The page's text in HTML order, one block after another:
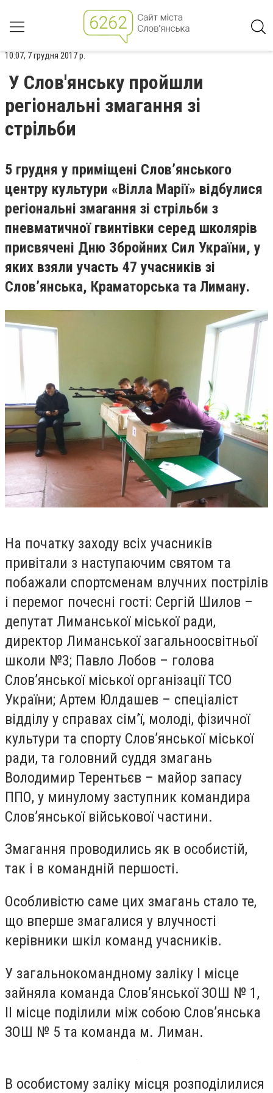
10:07, 7 грудня 2017 р.
У Слов'янську пройшли
регіональні змагання зі
стрільби
5 грудня у приміщені Слов’янського
центру культури «Вілла Марії» відбулися
регіональні змагання зі стрільби з
пневматичної гвинтівки серед школярів
присвячені Дню Збройних Сил України, у
яких взяли участь 47 учасників зі
Слов’янська, Краматорська та Лиману.
На початку заходу всіх учасників
привітали з наступаючим святом та
побажали спортсменам влучних пострілів
і перемог почесні гості: Сергій Шилов –
депутат Лиманської міської ради,
директор Лиманської загальноосвітньої
школи №3; Павло Лобов – голова
Слов’янської міської організації ТСО
України; Артем Юлдашев – спеціаліст
відділу у справах сім’ї, молоді, фізичної
культури та спорту Слов’янської міської
ради, та головний суддя змагань
Володимир Терентьєв – майор запасу
ППО, у минулому заступник командира
Слов’янської військової частини.
Змагання проводились як в особистій,
так і в командній першості.
Особливістю саме цих змагань стало те,
що вперше змагалися у влучності
керівники шкіл команд учасників.
У загальнокомандному заліку І місце
зайняла команда Слов’янської ЗОШ № 1,
ІІ місце поділили між собою Слов’янська
ЗОШ № 5 та команда м. Лиман.
В особистому заліку місця розподілилися